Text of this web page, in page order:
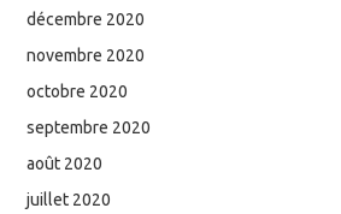
décembre 2020
novembre 2020
octobre 2020
septembre 2020
août 2020
juillet 2020